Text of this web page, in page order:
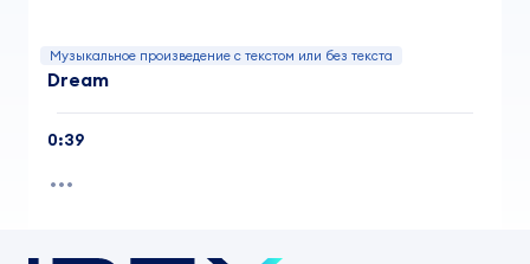
Музыкальное произведение с текстом или без текста
Dream
0:39